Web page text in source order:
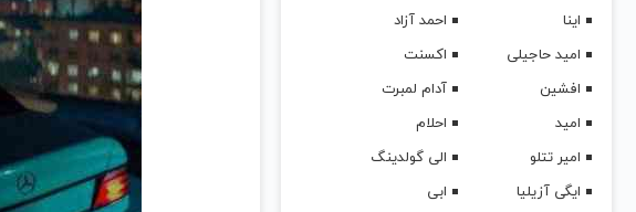
اینا
احمد آزاد
امید حاجیلی
اکسنت
افشین
آدام لمبرت
امید
احلام
امیر تتلو
الی گولدینگ
ایگی آزیلیا
ابی